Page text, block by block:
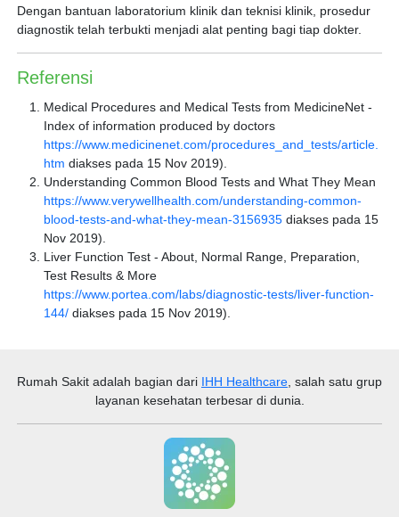
Dengan bantuan laboratorium klinik dan teknisi klinik, prosedur
diagnostik telah terbukti menjadi alat penting bagi tiap dokter.
Referensi
Medical Procedures and Medical Tests from MedicineNet -
Index of information produced by doctors
https://www.medicinenet.com/procedures_and_tests/article.
htm diakses pada 15 Nov 2019).
Understanding Common Blood Tests and What They Mean
https://www.verywellhealth.com/understanding-common-
blood-tests-and-what-they-mean-3156935 diakses pada 15
Nov 2019).
Liver Function Test - About, Normal Range, Preparation,
Test Results & More
https://www.portea.com/labs/diagnostic-tests/liver-function-
144/ diakses pada 15 Nov 2019).
Rumah Sakit adalah bagian dari IHH Healthcare , salah satu grup
layanan kesehatan terbesar di dunia.